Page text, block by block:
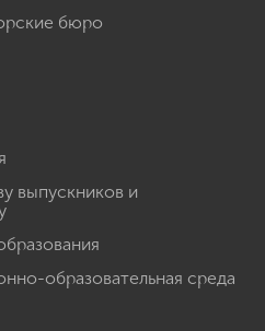
бюро
выпускников и
образовательная среда